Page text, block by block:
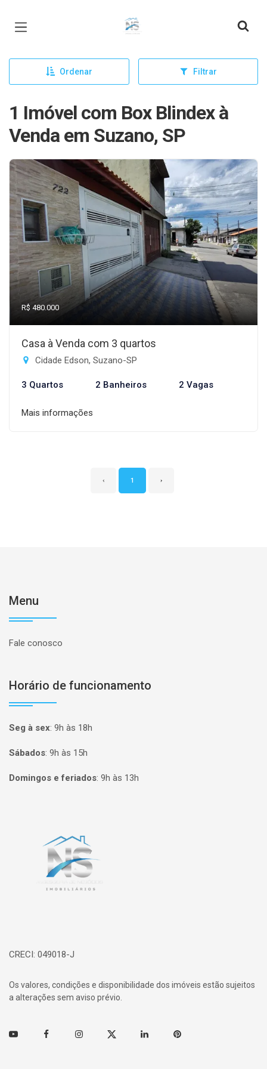
Página inicial
Ordenar Filtrar
1 Imóvel com Box Blindex à
Venda em Suzano, SP
R$ 480.000
Casa à Venda com 3 quartos
Cidade Edson, Suzano-SP
3 Quartos 2 Banheiros 2 Vagas
Mais informações
‹ 1 ›
Menu
Fale conosco
Horário de funcionamento
Seg à sex: 9h às 18h
Sábados: 9h às 15h
Domingos e feriados: 9h às 13h
CRECI: 049018-J
Os valores, condições e disponibilidade dos imóveis estão sujeitos
a alterações sem aviso prévio.
Youtube FacebookInstagramTwitter Linkedin Pinterest